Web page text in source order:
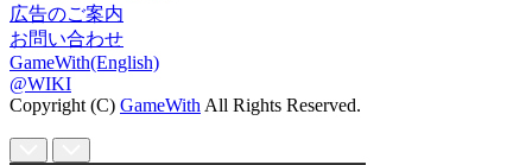
広告のご案内
お問い合わせ
GameWith(English)
@WIKI
Copyright (C) GameWith All Rights Reserved.